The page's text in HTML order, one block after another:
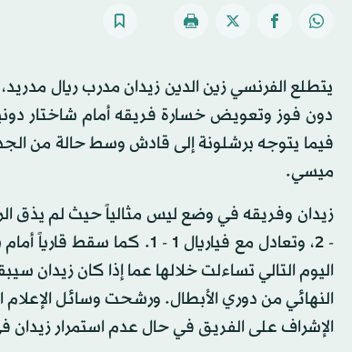
يتطلع الفرنسي زين الدين زيدان مدرب ريال
دون فوز وتعويض خسارة فريقه أمام شاختار
فيما يتوجه برشلونة إلى قادش وسط حالة من
ميسي.
- 2، وتعادل مع فياريال 1 -
اليوم التالي تساءلت خلالها عما إذا كان
النهائي من دوري الأبطال. ورشحت وسائل الإعلام
الإشراف على الفريق في حال عدم استمرار